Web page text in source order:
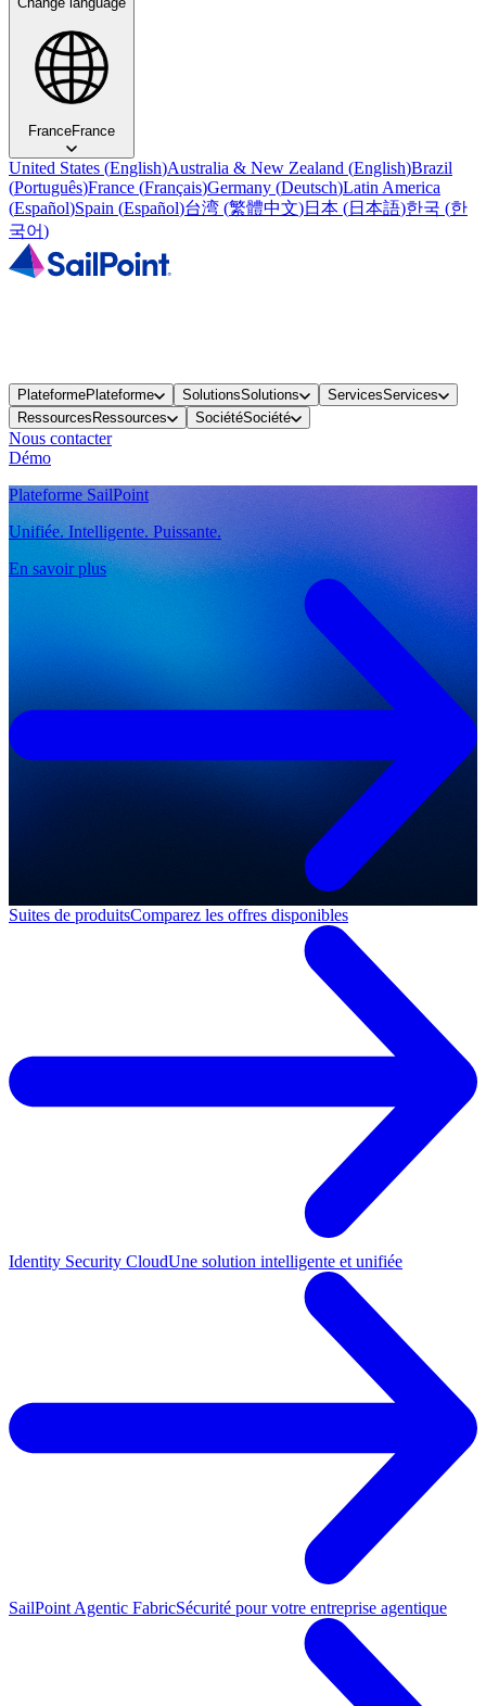
FranceFrance
United States (English)Australia & New Zealand (English)Brazil
(Português)France (Français)Germany (Deutsch)Latin America
(Español)Spain (Español)台湾 (繁體中文)日本 (日本語)한국 (한
국어)
PlateformePlateforme SolutionsSolutions ServicesServices
Ressources Ressources SociétéSociété
Nous contacter
Démo
Plateforme SailPoint
Unifiée. Intelligente. Puissante.
En savoir plus
Suites de produitsComparez les offres disponibles
Identity Security CloudUne solution intelligente et unifiée
SailPoint Agentic FabricSécurité pour votre entreprise agentique